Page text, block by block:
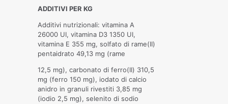
ADDITIVI PER KG
Additivi nutrizionali: vitamina A
26000 UI, vitamina D3 1350 UI,
vitamina E 355 mg, solfato di rame(II)
pentaidrato 49,13 mg (rame
12,5 mg), carbonato di ferro(II) 310,5
mg (ferro 150 mg), iodato di calcio
anidro in granuli rivestiti 3,85 mg
(iodio 2,5 mg), selenito di sodio